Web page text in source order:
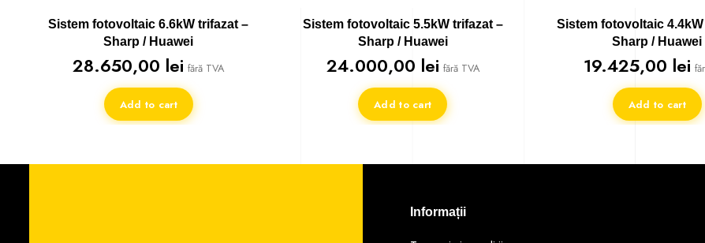
Sistem fotovoltaic 6.6kW trifazat –
Sharp / Huawei
28.650,00 lei fără TVA
Add to cart
Sistem fotovoltaic 5.5kW trifazat –
Sharp / Huawei
24.000,00 lei fără TVA
Add to cart
Sistem fotovoltaic
Sharp / Huawei
19.425,00 lei
Add to cart
Informații